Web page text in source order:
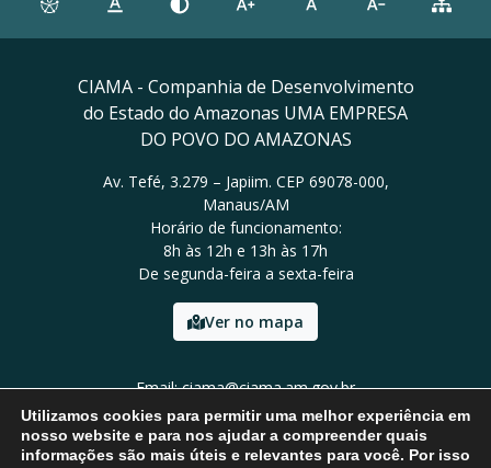
CIAMA - Companhia de Desenvolvimento
do Estado do Amazonas UMA EMPRESA
DO POVO DO AMAZONAS
Av. Tefé, 3.279 – Japiim. CEP 69078-000,
Manaus/AM
Horário de funcionamento:
8h às 12h e 13h às 17h
De segunda-feira a sexta-feira
Ver no mapa
Email: ciama@ciama.am.gov.br
Tel: (92) 2123 9999
Utilizamos cookies para permitir uma melhor experiência em
nosso website e para nos ajudar a compreender quais
informações são mais úteis e relevantes para você. Por isso